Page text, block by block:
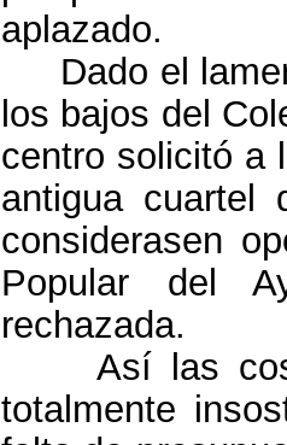
aplazado.
Dado el
los bajos del
centro solicitó a
antigua
considerasen
Popular del
rechazada.
Así las
totalmente